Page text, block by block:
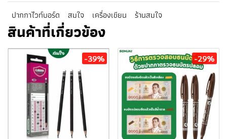
ปากกาไวท์บอร์ด สมใจ เครื่องเขียน ร้านสมใจ
สินค้าที่เกี่ยวข้อง
-39% -29%